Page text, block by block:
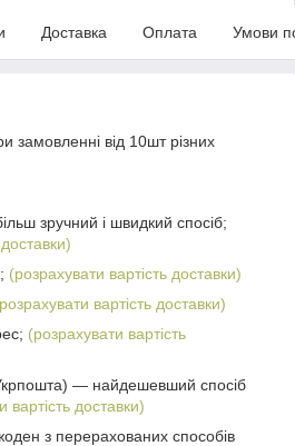
Доставка Оплата Умови
замовленні від 10шт різних
зручний і швидкий спосіб;
(розрахувати вартість доставки)
вартість доставки)
(розрахувати вартість
― найдешевший спосіб
вартість доставки)
з перерахованих способів